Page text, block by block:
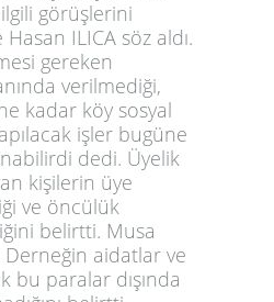
görüşlerini
ILICA söz aldı.
gereken
verilmediği,
kadar köy sosyal
işler bugüne
dedi. Üyelik
kişilerin üye
ve öncülük
belirtti. Musa
Derneğin aidatlar ve
bu paralar dışında